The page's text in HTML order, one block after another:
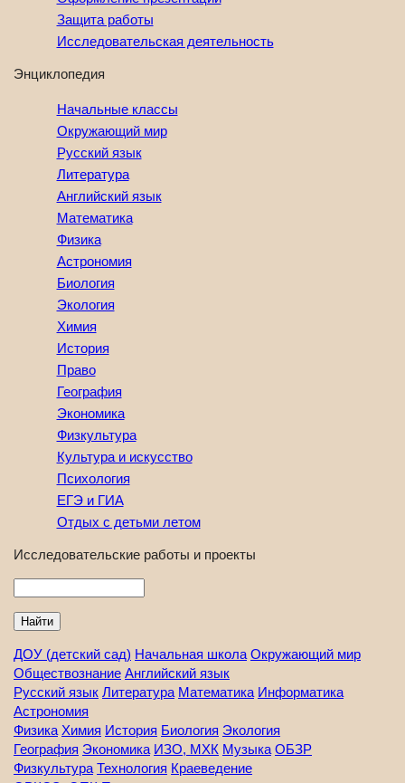
Защита работы
Исследовательская деятельность
Энциклопедия
Начальные классы
Окружающий мир
Русский язык
Литература
Английский язык
Математика
Физика
Астрономия
Биология
Экология
Химия
История
Право
География
Экономика
Физкультура
Культура и искусство
Психология
ЕГЭ и ГИА
Отдых с детьми летом
Исследовательские работы и проекты
ДОУ (детский сад) Начальная школа Окружающий мир
Обществознание Английский язык
Русский язык Литература Математика Информатика
Астрономия
Физика Химия История Биология Экология
География Экономика ИЗО, МХК Музыка ОБЗР
Физкультура Технология Краеведение